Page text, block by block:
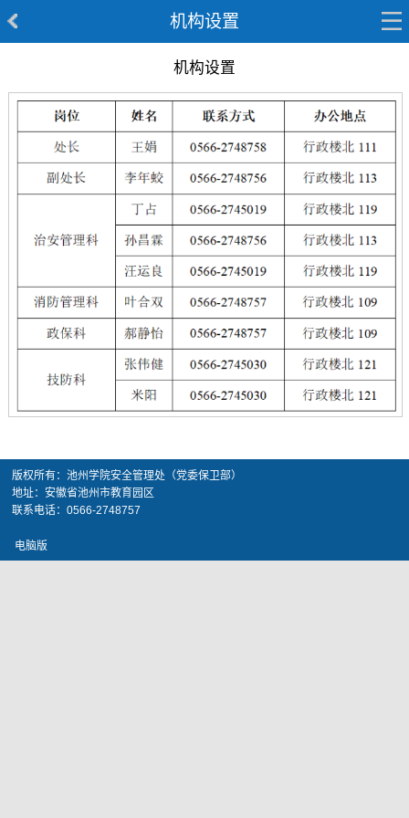
机构设置
机构设置
版权所有：池州学院安全管理处（党委保卫部）
地址：安徽省池州市教育园区
联系电话：0566-2748757
电脑版